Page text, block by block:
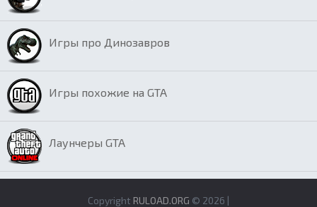
Игры про Динозавров
Игры похожие на GTA
Лаунчеры GTA
Copyright RULOAD.ORG © 2026 |